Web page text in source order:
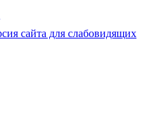
сайта для слабовидящих